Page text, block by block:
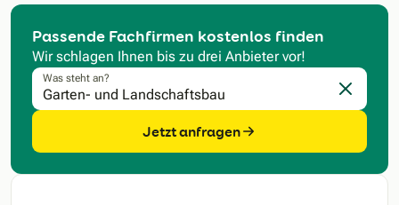
Passende Fachfirmen kostenlos finden
Wir schlagen Ihnen bis zu drei Anbieter vor!
Was steht an?
Eingabe
Jetzt anfragen